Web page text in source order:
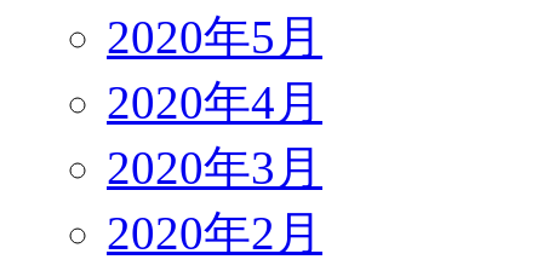
2020年5月
2020年4月
2020年3月
2020年2月